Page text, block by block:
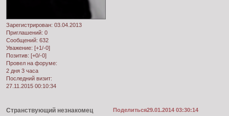
Зарегистрирован: 03.04.2013
Приглашений: 0
Сообщений: 632
Уважение: [+1/-0]
Позитив: [+0/-0]
Провел на форуме:
2 дня 3 часа
Последний визит:
27.11.2015 00:10:34
Поделиться29.01.2014 03:30:14
Странствующий незнакомец